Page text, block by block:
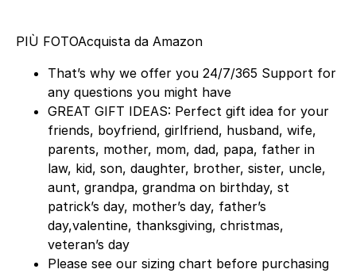
PIÙ FOTOAcquista da Amazon
That’s why we offer you 24/7/365 Support for
any questions you might have
GREAT GIFT IDEAS: Perfect gift idea for your
friends, boyfriend, girlfriend, husband, wife,
parents, mother, mom, dad, papa, father in
law, kid, son, daughter, brother, sister, uncle,
aunt, grandpa, grandma on birthday, st
patrick’s day, mother’s day, father’s
day,valentine, thanksgiving, christmas,
veteran’s day
Please see our sizing chart before purchasing